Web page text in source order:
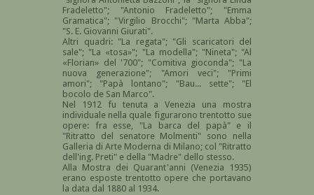
Fradeletto"; "Antonio Fradeletto"; "Emma
Gramatica"; "Virgilio Brocchi"; "Marta Abba";
"S. E. Giovanni Giurati".
Altri quadri: "La regata"; "Gli scaricatori del
sale"; "La «tosa»"; "La modella"; "Nineta"; "Al
«Florian» del '700"; "Comitiva gioconda"; "La
nuova generazione"; "Amori veci"; "Primi
amori"; "Papà lontano"; "Bau... sette"; "El
bocolo de San Marco".
Nel 1912 fu tenuta a Venezia una mostra
individuale nella quale figurarono trentotto sue
opere: fra esse, "La barca del papà" e il
"Ritratto del senatore Molmenti" sono nella
Galleria di Arte Moderna di Milano; col "Ritratto
dell'ing. Preti" e della "Madre" dello stesso.
Alla Mostra dei Quarant'anni (Venezia 1935)
erano esposte trentotto opere che portavano
la data dal 1880 al 1934.